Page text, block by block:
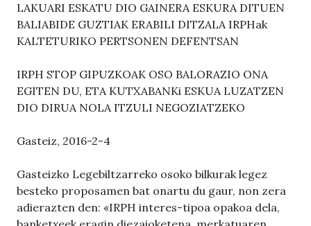
LAKUARI ESKATU DIO GAINERA ESKURA DITUEN
BALIABIDE GUZTIAK ERABILI DITZALA IRPHak
KALTETURIKO PERTSONEN DEFENTSAN
IRPH STOP GIPUZKOAK OSO BALORAZIO ONA
EGITEN DU, ETA KUTXABANKi ESKUA LUZATZEN
DIO DIRUA NOLA ITZULI NEGOZIATZEKO
Gasteiz, 2016-2-4
Gasteizko Legebiltzarreko osoko bilkurak legez
besteko proposamen bat onartu du gaur, non zera
adierazten den: «IRPH interes-tipoa opakoa dela,